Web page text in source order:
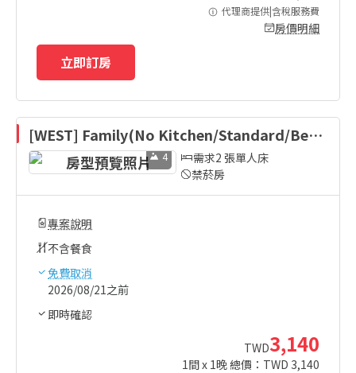
代理商提供|含稅服務費
房價明細
立即訂房
[WEST] Family(No Kitchen/Standard/Bed)
-Bed Type Randomly Assigned
4
需求2 張單人床
禁菸房
專案說明
不含餐食
免費取消
2026/08/21之前
即時確認
TWD3,140
1間 x 1晚 總價：TWD 3,140